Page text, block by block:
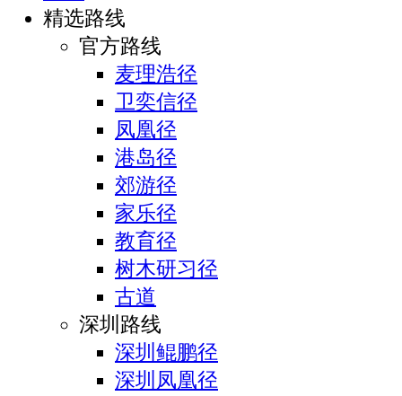
精选路线
官方路线
麦理浩径
卫奕信径
凤凰径
港岛径
郊游径
家乐径
教育径
树木研习径
古道
深圳路线
深圳鲲鹏径
深圳凤凰径